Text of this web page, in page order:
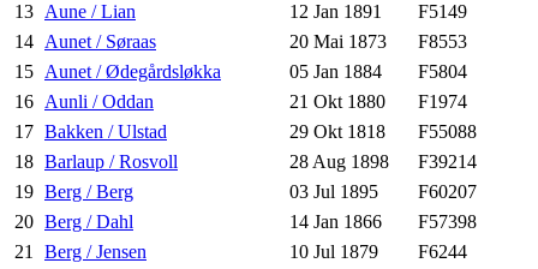
13 Aune / Lian 12 Jan 1891
F5149
14 Aunet / Søraas 20 Mai 1873
F8553
15 Aunet / Ødegårdsløkka 05 Jan 1884
F5804
16 Aunli / Oddan 21 Okt 1880
F1974
17 Bakken / Ulstad 29 Okt 1818
F55088
18 Barlaup / Rosvoll 28 Aug 1898
F39214
19 Berg / Berg 03 Jul 1895
F60207
20 Berg / Dahl 14 Jan 1866
F57398
21 Berg / Jensen 10 Jul 1879
F6244